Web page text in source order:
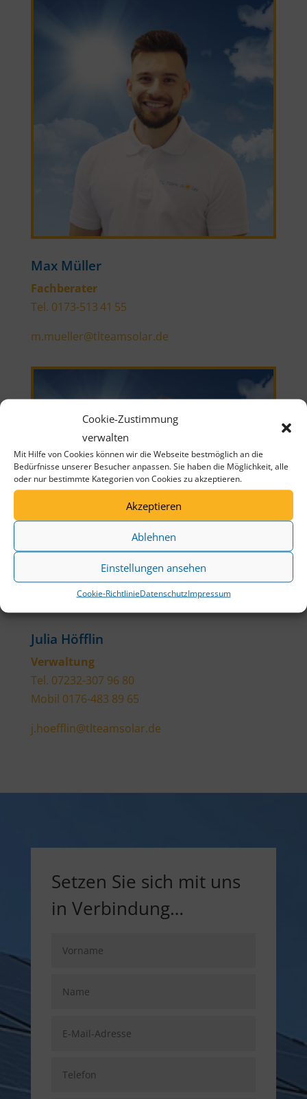
Cookie-Zustimmung
verwalten
Mit Hilfe von Cookies können wir die Webseite bestmöglich an die
Bedürfnisse unserer Besucher anpassen. Sie haben die Möglichkeit, alle
oder nur bestimmte Kategorien von Cookies zu akzeptieren.
Akzeptieren
Ablehnen
Einstellungen ansehen
Cookie-RichtlinieDatenschutzImpressum
Max Müller
Fachberater
Tel. 0173-513 41 55
m.mueller@tlteamsolar.de
Julia Höfflin
Verwaltung
Tel. 07232-307 96 80
Mobil 0176-483 89 65
j.hoefflin@tlteamsolar.de
Setzen Sie sich mit uns
in Verbindung…